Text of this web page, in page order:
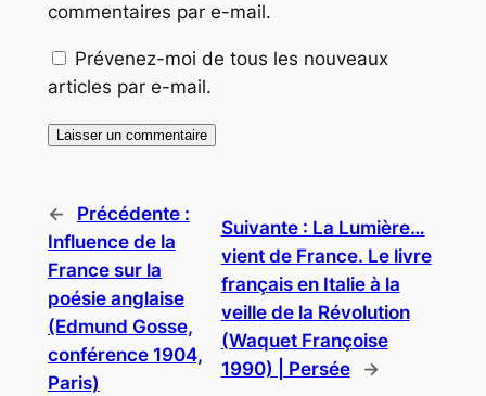
commentaires par e-mail.
Prévenez-moi de tous les nouveaux
articles par e-mail.
←
Précédente :
Influence de la
France sur la
poésie anglaise
(Edmund Gosse,
conférence 1904,
Paris)
Suivante : La Lumière…
vient de France. Le livre
français en Italie à la
veille de la Révolution
(Waquet Françoise
1990) | Persée
→